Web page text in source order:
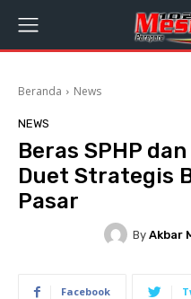
Beranda News
NEWS
Beras SPHP
Duet Strategis
Pasar
By Akbar
Facebook